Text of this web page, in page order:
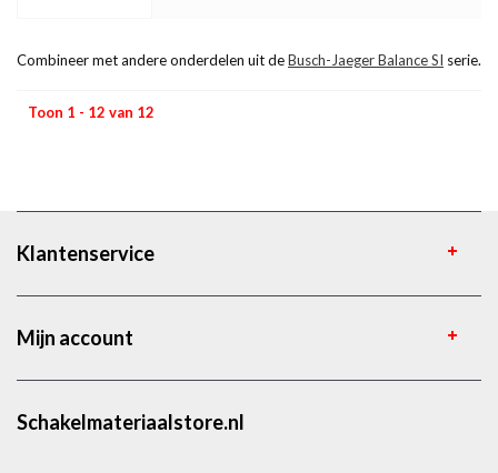
Combineer met andere onderdelen uit deBusch-Jaeger Balance SI serie.
Toon 1 - 12 van 12
Klantenservice
Mijn account
Schakelmateriaalstore.nl